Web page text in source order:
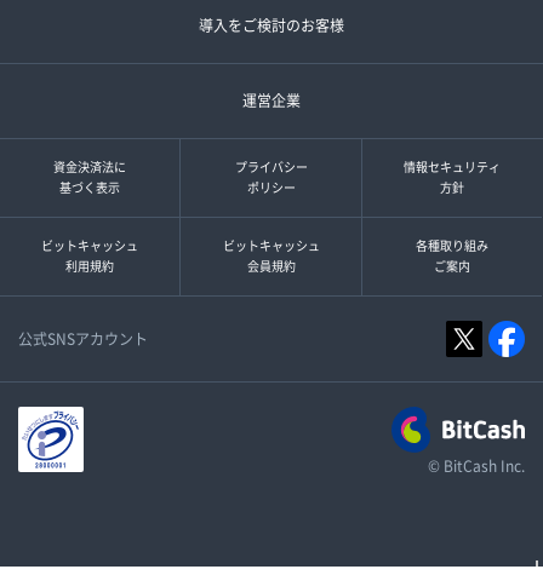
導入をご検討のお客様
運営企業
資金決済法に
基づく表示
プライバシー
ポリシー
情報セキュリティ
方針
ビットキャッシュ
利用規約
ビットキャッシュ
会員規約
各種取り組み
ご案内
公式SNSアカウント
© BitCash Inc.